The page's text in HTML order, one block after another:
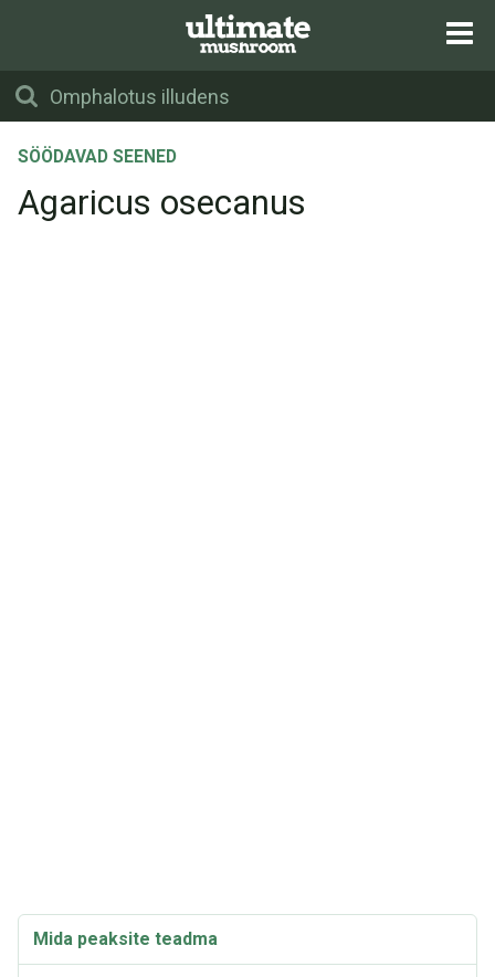
SÖÖDAVAD SEENED
Agaricus osecanus
Mida peaksite teadma